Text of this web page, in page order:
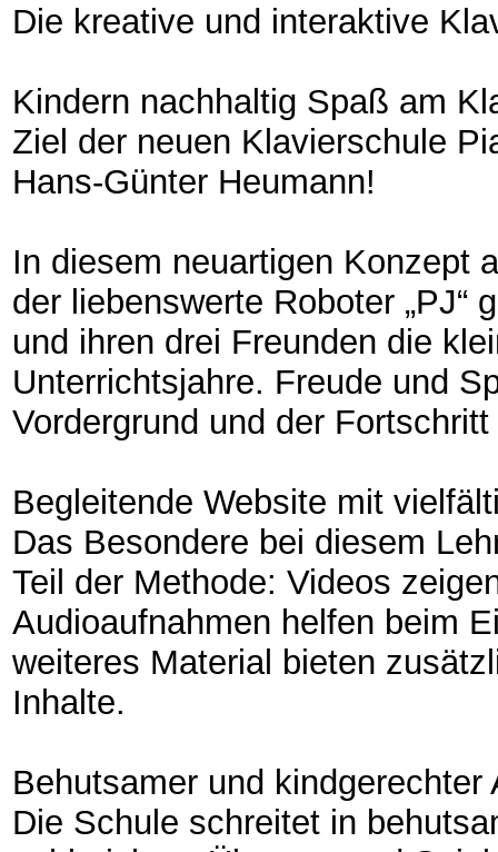
Die kreative und interaktive
Kindern nachhaltig Spaß am
Ziel der neuen Klavierschule
Hans-Günter Heumann!
In diesem neuartigen Konzept
der liebenswerte Roboter „PJ“
und ihren drei Freunden die
Unterrichtsjahre. Freude und
Vordergrund und der
Begleitende Website mit
Das Besondere bei diesem
Teil der Methode: Videos
Audioaufnahmen helfen beim
weiteres Material bieten
Inhalte.
Behutsamer und kindgerechter
Die Schule schreitet in